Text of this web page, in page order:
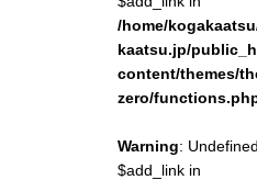
/home/
kaatsu.jp/
content/themes/
zero/
Warning:
$add_link in